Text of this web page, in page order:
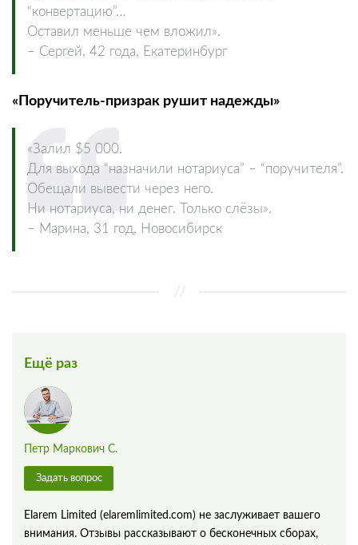
“конвертацию”…
Оставил меньше чем вложил».
– Сергей, 42 года, Екатеринбург
«Поручитель-призрак рушит надежды»
«Залил $5 000.
Для выхода “назначили нотариуса” – “поручителя”.
Обещали вывести через него.
Ни нотариуса, ни денег. Только слёзы».
– Марина, 31 год, Новосибирск
Ещё раз
Петр Маркович С.
Задать вопрос
Elarem Limited (elaremlimited.com) не заслуживает вашего
внимания. Отзывы рассказывают о бесконечных сборах,